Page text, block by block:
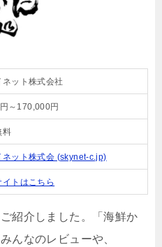
ネット株式会社
～170,000円
料
ネット株式会 (skynet-c.jp)
イトはこちら
紹介しました。「海鮮か
んなのレビューや、